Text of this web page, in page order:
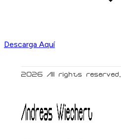
Descarga Aquí
2026 All rights reserved.